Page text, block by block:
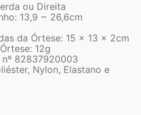
ou Direita
13,9 ~ 26,6cm
da Órtese: 15 x 13 x 2cm
12g
nº 82837920003
Nylon, Elastano e